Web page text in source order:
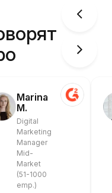
Marina
M.
Digital
Marketing
Manager
Mid-
Market
(51-1000
emp.)